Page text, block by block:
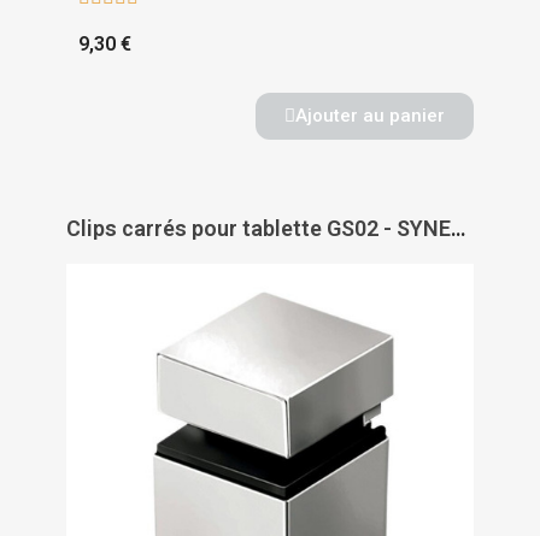
9,30 €
Ajouter au panier
Clips carrés pour tablette GS02 - SYNERCIA